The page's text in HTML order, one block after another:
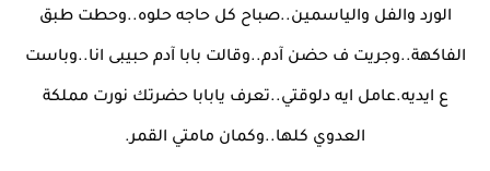
الورد والفل والياسمين..صباح كل حاجه حلوه..وحطت طبق
الفاكهة..وجريت ف حضن آدم..وقالت بابا آدم حبيبى انا..وباست
ع ايديه.عامل ايه دلوقتي..تعرف يابابا حضرتك نورت مملكة
العدوي كلها..وكمان مامتي القمر.